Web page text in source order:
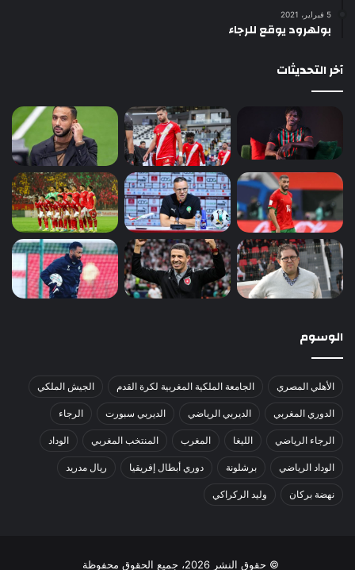
5 فبراير، 2021
بولهرود يوقع للرجاء
آخر التحديثات
الوسوم
الأهلي المصري الجامعة الملكية المغربية لكرة القدم الجيش الملكي
الدوري المغربي الديربي الرياضي الديربي سبورت الرجاء
الرجاء الرياضي الليغا المغرب المنتخب المغربي الوداد
الوداد الرياضي برشلونة دوري أبطال إفريقيا ريال مدريد
نهضة بركان وليد الركراكي
© حقوق النشر 2026، جميع الحقوق محفوظة